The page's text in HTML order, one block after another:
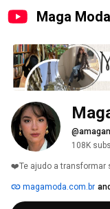
Maga
108K
❤️Te ajudo a transformar
magamoda.com.br